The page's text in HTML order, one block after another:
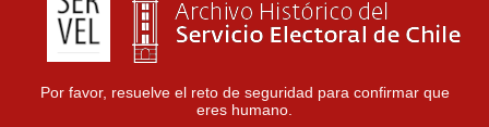
Por favor, resuelve el reto de seguridad para confirmar que
eres humano.